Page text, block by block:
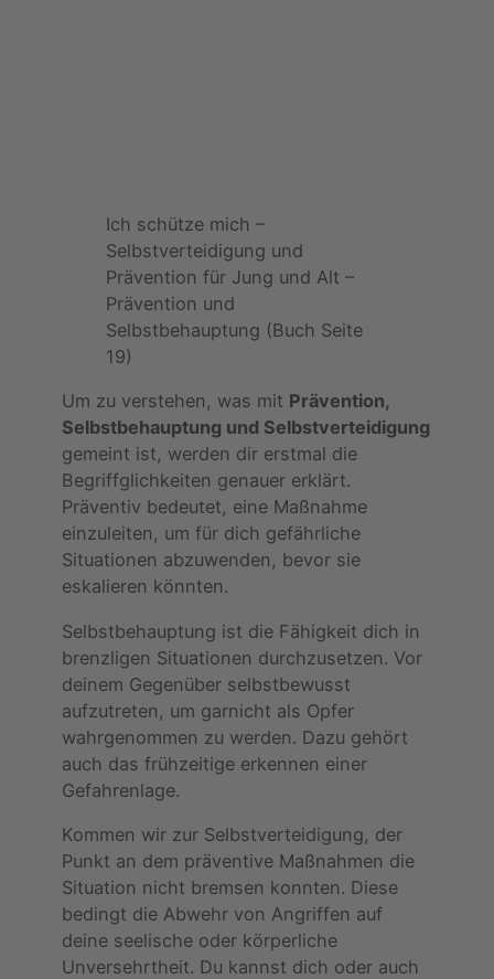
Ich schütze mich –
Selbstverteidigung und
Prävention für Jung und Alt –
Prävention und
Selbstbehauptung (Buch Seite
19)
Um zu verstehen, was mit Prävention,
Selbstbehauptung und Selbstverteidigung
gemeint ist, werden dir erstmal die
Begriffglichkeiten genauer erklärt.
Präventiv bedeutet, eine Maßnahme
einzuleiten, um für dich gefährliche
Situationen abzuwenden, bevor sie
eskalieren könnten.
Selbstbehauptung ist die Fähigkeit dich in
brenzligen Situationen durchzusetzen. Vor
deinem Gegenüber selbstbewusst
aufzutreten, um garnicht als Opfer
wahrgenommen zu werden. Dazu gehört
auch das frühzeitige erkennen einer
Gefahrenlage.
Kommen wir zur Selbstverteidigung, der
Punkt an dem präventive Maßnahmen die
Situation nicht bremsen konnten. Diese
bedingt die Abwehr von Angriffen auf
deine seelische oder körperliche
Unversehrtheit. Du kannst dich oder auch